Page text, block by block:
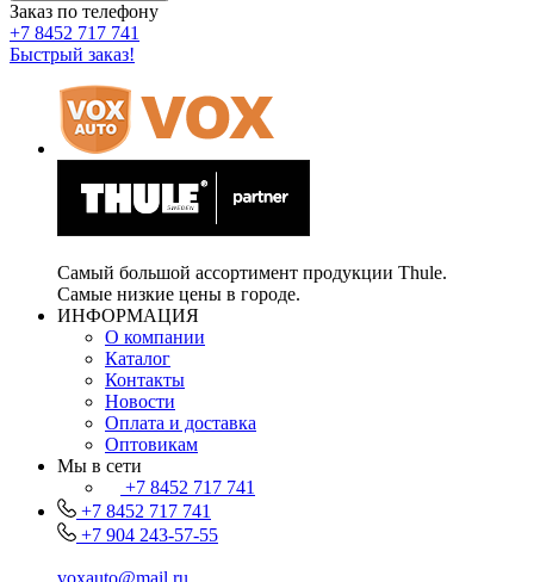
Заказ по телефону
+7 8452 717 741
Быстрый заказ!
Самый большой ассортимент продукции Thule.
Самые низкие цены в городе.
ИНФОРМАЦИЯ
О компании
Каталог
Контакты
Новости
Оплата и доставка
Оптовикам
Мы в сети
+7 8452 717 741
+7 8452 717 741
+7 904 243-57-55